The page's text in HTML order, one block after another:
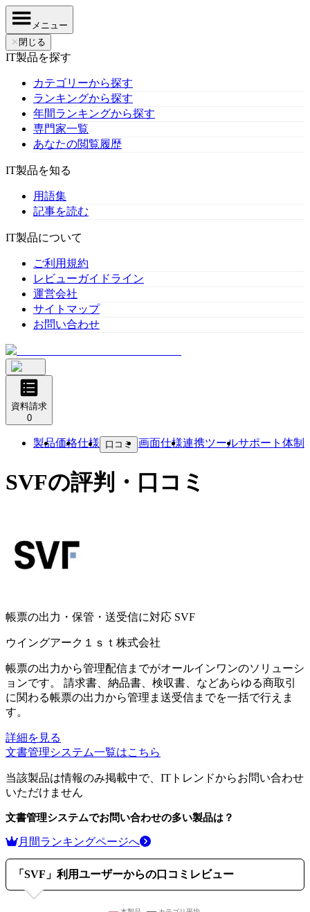
メニュー
✕ 閉じる
IT製品を探す
カテゴリーから探す
ランキングから探す
年間ランキングから探す
専門家一覧
あなたの閲覧履歴
IT製品を知る
用語集
記事を読む
IT製品について
ご利用規約
レビューガイドライン
運営会社
サイトマップ
お問い合わせ
資料請求
0
製品価格仕様 口コミ 画面仕様連携ツールサポート体制
SVFの評判・口コミ
帳票の出力・保管・送受信に対応 SVF
ウイングアーク１ｓｔ株式会社
帳票の出力から管理配信までがオールインワンのソリューシ
ョンです。 請求書、納品書、検収書、などあらゆる商取引
に関わる帳票の出力から管理ま送受信までを一括で行えま
す。
詳細を見る
文書管理システム一覧はこちら
当該製品は情報のみ掲載中で、ITトレンドからお問い合わせ
いただけません
文書管理システムでお問い合わせの多い製品は？
月間ランキングページへ
「 SVF 」利用ユーザーからの口コミレビュー